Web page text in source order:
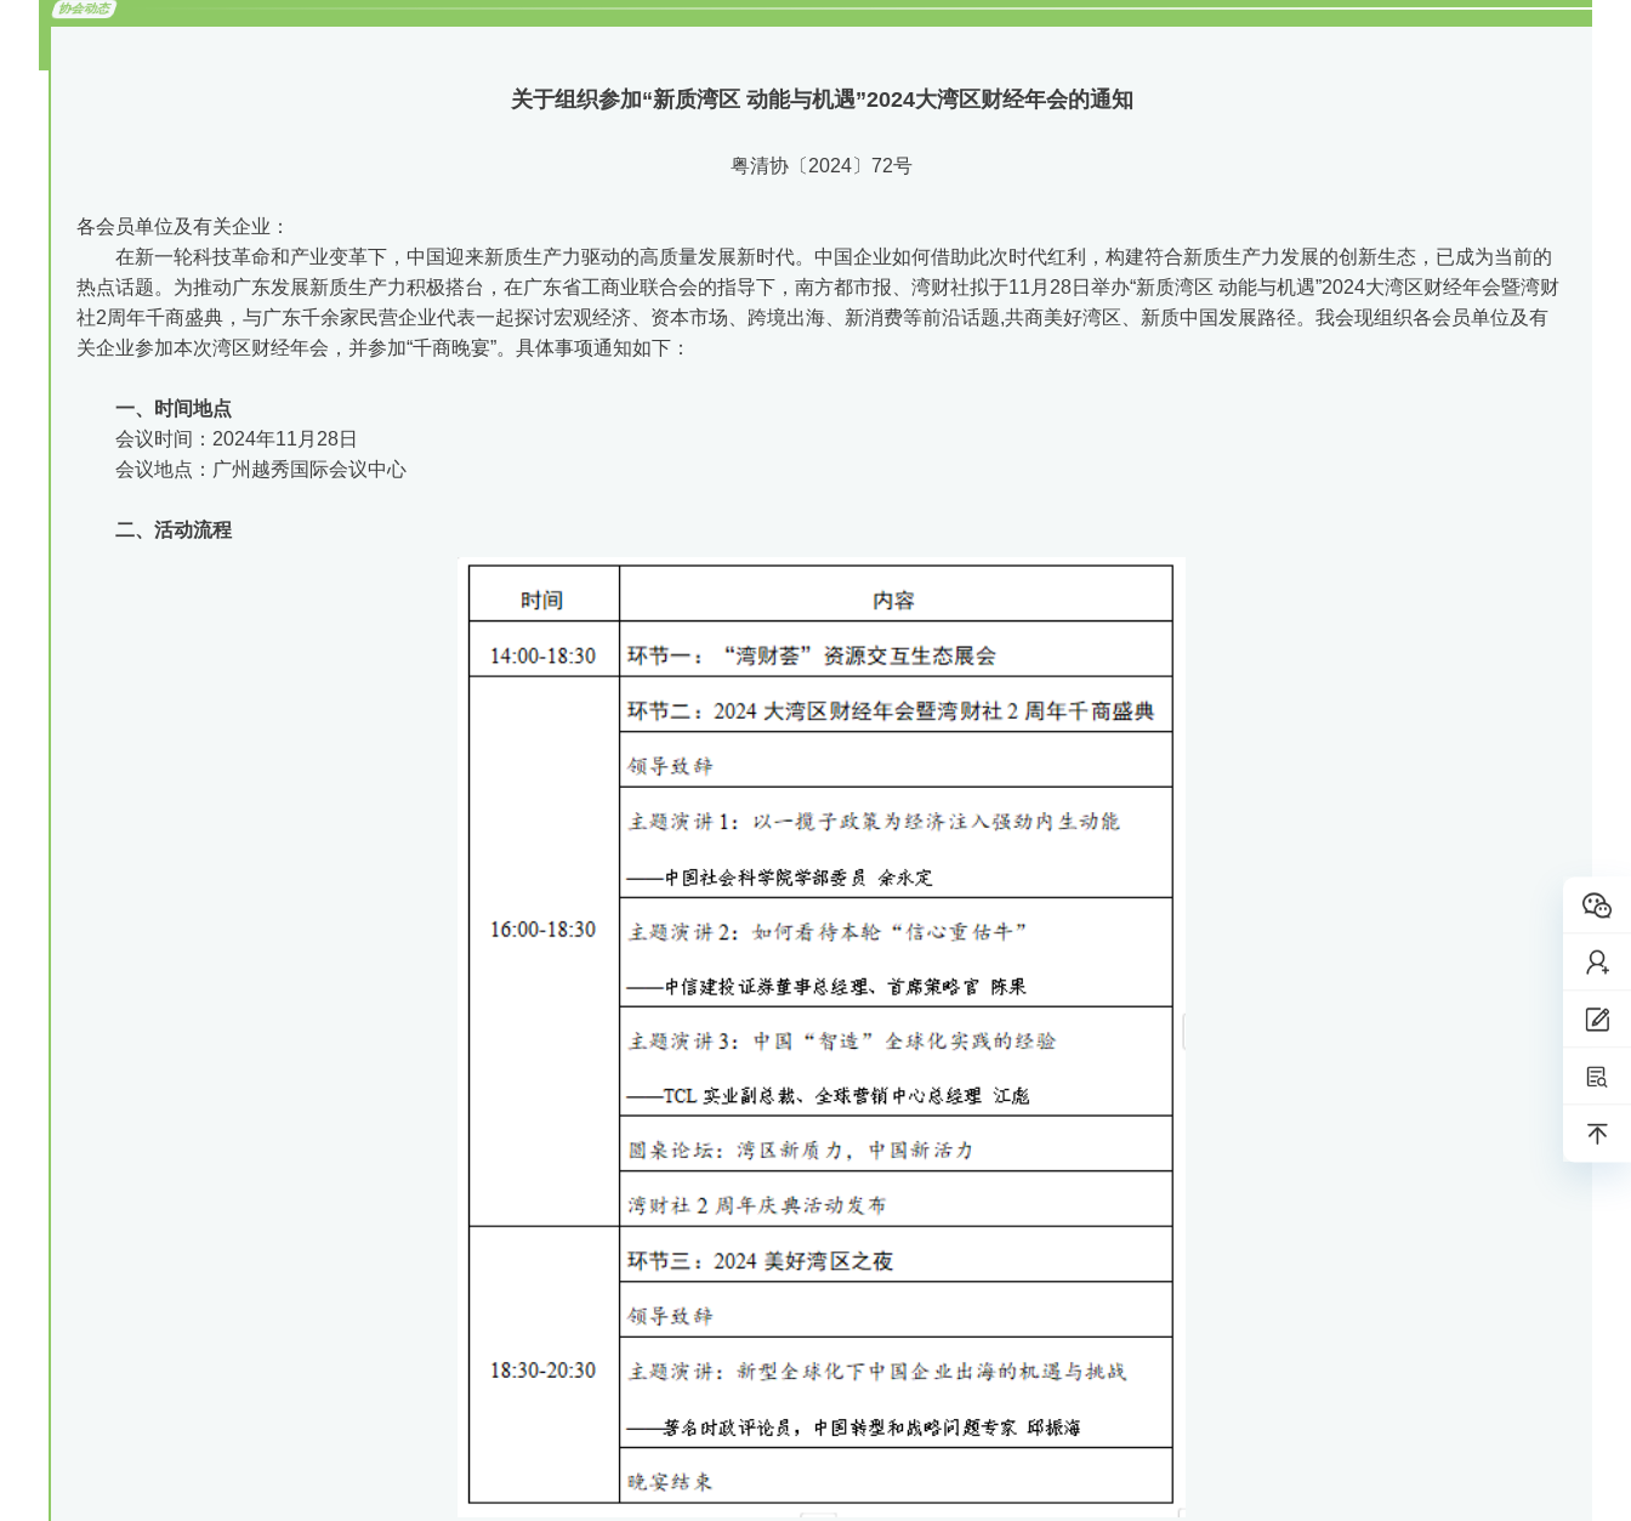
协会动态
关于组织参加“新质湾区 动能与机遇”2024大湾区财经年会的通知
粤清协〔2024〕72号
各会员单位及有关企业：
在新一轮科技革命和产业变革下，中国迎来新质生产力驱动的高质量发展新时代。中国企业如何借助此次时代红利，构建符合新质生产力发展的创新生态，已成为当前的
热点话题。为推动广东发展新质生产力积极搭台，在广东省工商业联合会的指导下，南方都市报、湾财社拟于11月28日举办“新质湾区 动能与机遇”2024大湾区财经年会暨湾财
社2周年千商盛典，与广东千余家民营企业代表一起探讨宏观经济、资本市场、跨境出海、新消费等前沿话题,共商美好湾区、新质中国发展路径。我会现组织各会员单位及有
关企业参加本次湾区财经年会，并参加“千商晚宴”。具体事项通知如下：
一、时间地点
会议时间：2024年11月28日
会议地点：广州越秀国际会议中心
二、活动流程